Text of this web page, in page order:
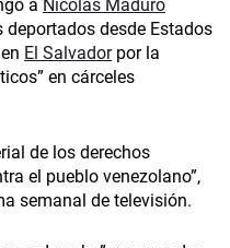
a Nicolás Maduro
desde Estados
El Salvadorpor la
en cárceles
de los derechos
el pueblo venezolano”,
semanal de televisión.